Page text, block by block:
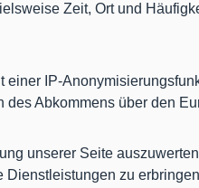
Zeit, Ort und
IP-
Abkommens über den
unserer Seite
zu